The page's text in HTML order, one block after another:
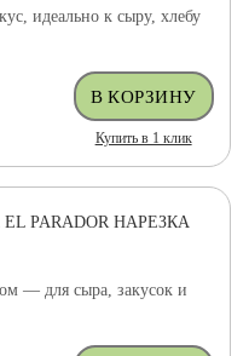
идеально к сыру, хлебу
Купить в 1 клик
PARADOR НАРЕЗКА
— для сыра, закусок и